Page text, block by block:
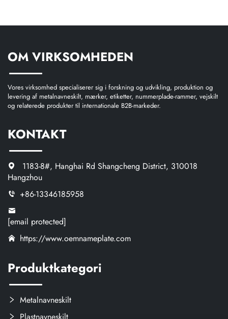
OM VIRKSOMHEDEN
Vores virksomhed specialiserer sig i forskning og udvikling, produktion og
levering af metalnavneskilt, mærker, etiketter, nummerplade-rammer, vejskilt
og relaterede produkter til internationale B2B-markeder.
KONTAKT
1183-8#, Hanghai Rd Shangcheng District, 310018
Hangzhou
+86-13346185958
[email protected]
https://www.oemnameplate.com
Produktkategori
Metalnavneskilt
Plastnavneskilt